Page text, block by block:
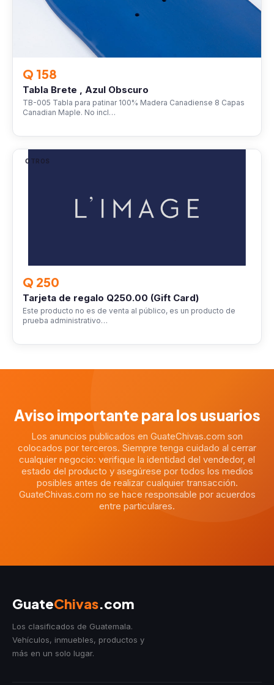
Q 158
Tabla Brete , Azul Obscuro
TB-005 Tabla para patinar 100% Madera Canadiense 8 Capas
Canadian Maple. No incl…
OTROS
Q 250
Tarjeta de regalo Q250.00 (Gift Card)
Este producto no es de venta al público, es un producto de
prueba administrativo…
Aviso importante para los usuarios
Los anuncios publicados en GuateChivas.com son
colocados por terceros. Siempre tenga cuidado al cerrar
cualquier negocio: verifique la identidad del vendedor, el
estado del producto y asegúrese por todos los medios
posibles antes de realizar cualquier transacción.
GuateChivas.com no se hace responsable por acuerdos
entre particulares.
GuateChivas.com
Los clasificados de Guatemala.
Vehículos, inmuebles, productos y
más en un solo lugar.